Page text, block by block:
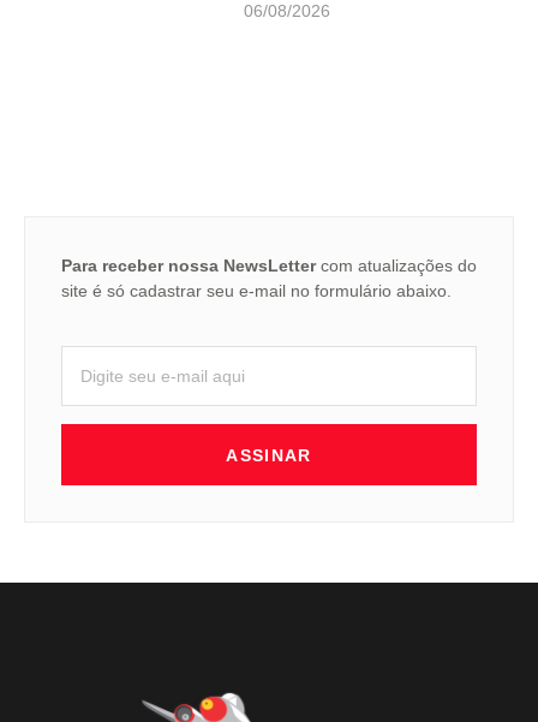
06/08/2026
Para receber nossa NewsLettercom atualizações do
site é só cadastrar seu e-mail no formulário abaixo.
ASSINAR